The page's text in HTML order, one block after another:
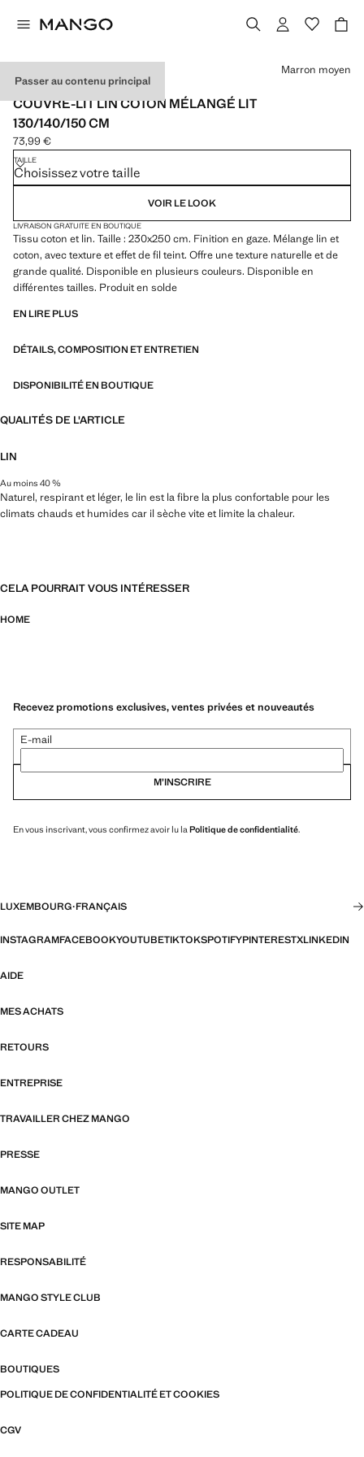
Passer au contenu principal
LIN / MADE IN PORTUGAL
COUVRE-LIT LIN COTON MÉLANGÉ LIT
130/140/150 CM
Prix actuel [73,99 € ]
73,99 €
Choisissez une couleur
Marron moyen
TAILLE
Choisissez votre taille
VOIR LE LOOK
LIVRAISON GRATUITE EN BOUTIQUE
Tissu coton et lin. Taille : 230x250 cm. Finition en gaze. Mélange lin et
coton, avec texture et effet de fil teint. Offre une texture naturelle et de
grande qualité. Disponible en plusieurs couleurs. Disponible en
différentes tailles. Produit en solde
EN LIRE PLUS
DÉTAILS, COMPOSITION ET ENTRETIEN
DISPONIBILITÉ EN BOUTIQUE
QUALITÉS DE L'ARTICLE
LIN
Au moins 40 %
Naturel, respirant et léger, le lin est la fibre la plus confortable pour les
climats chauds et humides car il sèche vite et limite la chaleur.
CELA POURRAIT VOUS INTÉRESSER
HOME
Recevez promotions exclusives, ventes privées et nouveautés
E-mail
M’INSCRIRE
En vous inscrivant, vous confirmez avoir lu laPolitique de confidentialité.
LUXEMBOURG·FRANÇAIS
INSTAGRAMFACEBOOKYOUTUBETIKTOKSPOTIFYPINTERESTXLINKEDIN
AIDE
MES ACHATS
RETOURS
ENTREPRISE
TRAVAILLER CHEZ MANGO
PRESSE
MANGO OUTLET
SITE MAP
RESPONSABILITÉ
MANGO STYLE CLUB
CARTE CADEAU
BOUTIQUES
POLITIQUE DE CONFIDENTIALITÉ ET COOKIES
CGV